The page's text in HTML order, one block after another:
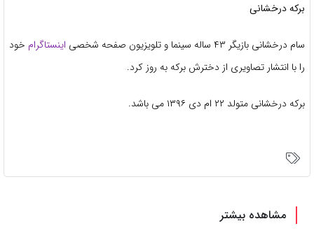
برکه درخشانی
سام درخشانی بازیگر ۴۳ ساله سینما و تلویزیون صفحه شخصی اینستاگرام خود
را با انتشار تصاویری از دخترش برکه به روز کرد.
برکه درخشانی متولد ٢٢ ام دی ١٣٩۶ می باشد.
مشاهده بیشتر